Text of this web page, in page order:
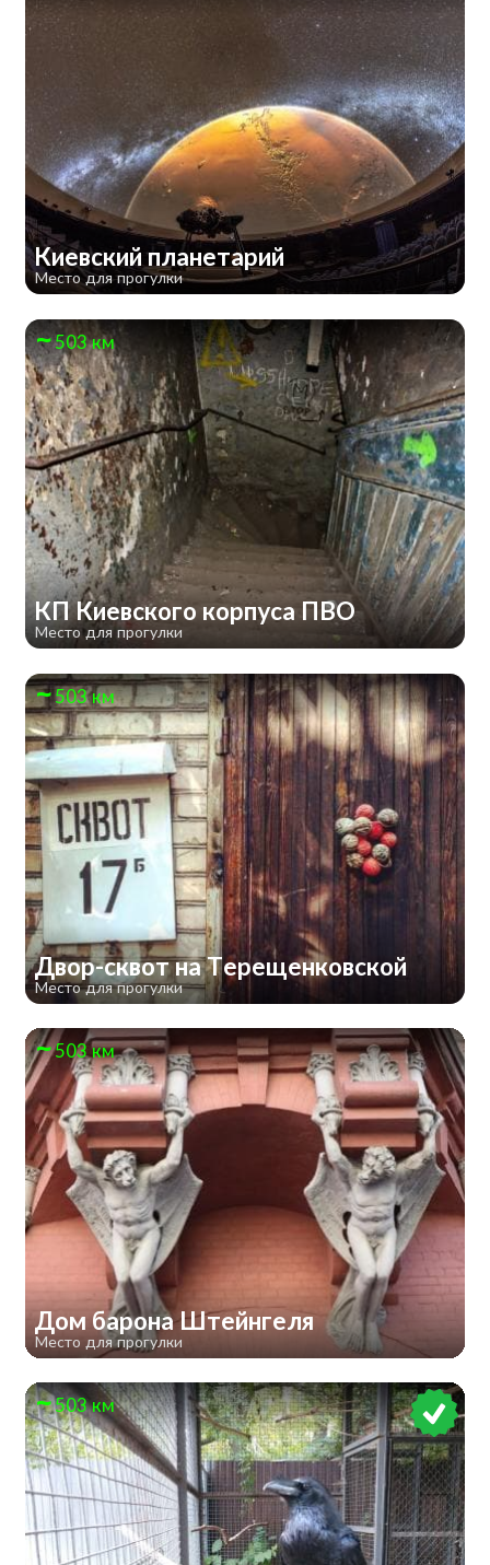
Киевский планетарий
Место для прогулки
503 км
КП Киевского корпуса ПВО
Место для прогулки
503 км
Двор-сквот на Терещенковской
Место для прогулки
503 км
Дом барона Штейнгеля
Место для прогулки
503 км